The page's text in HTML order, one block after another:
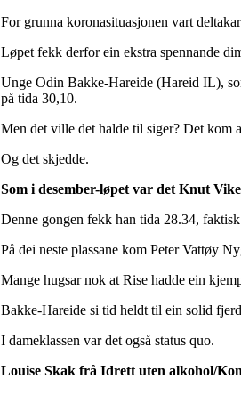
For grunna koronasituasjonen vart
Løpet fekk derfor ein ekstra spennande
Unge Odin Bakke-Hareide (Hareid IL),
på tida 30,10.
Men det ville det halde til siger? Det kom
Og det skjedde.
Som i desember-løpet var det Knut
Denne gongen fekk han tida 28.34,
På dei neste plassane kom Peter Vattøy
Mange hugsar nok at Rise hadde ein
Bakke-Hareide si tid heldt til ein solid
I dameklassen var det også status quo.
Louise Skak frå Idrett uten alkohol/